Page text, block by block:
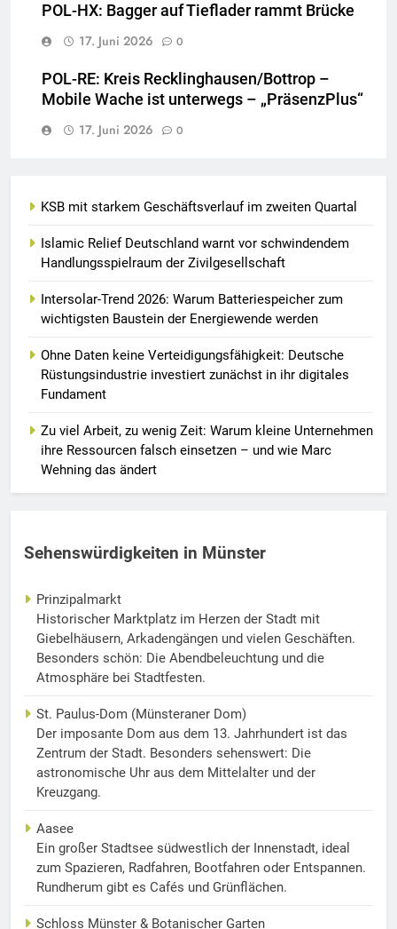
POL-HX: Bagger auf Tieflader rammt Brücke
17. Juni 2026
0
POL-RE: Kreis Recklinghausen/Bottrop –
Mobile Wache ist unterwegs – „PräsenzPlus“
17. Juni 2026
0
KSB mit starkem Geschäftsverlauf im zweiten Quartal
Islamic Relief Deutschland warnt vor schwindendem
Handlungsspielraum der Zivilgesellschaft
Intersolar-Trend 2026: Warum Batteriespeicher zum
wichtigsten Baustein der Energiewende werden
Ohne Daten keine Verteidigungsfähigkeit: Deutsche
Rüstungsindustrie investiert zunächst in ihr digitales
Fundament
Zu viel Arbeit, zu wenig Zeit: Warum kleine Unternehmen
ihre Ressourcen falsch einsetzen – und wie Marc
Wehning das ändert
Sehenswürdigkeiten in Münster
Prinzipalmarkt
Historischer Marktplatz im Herzen der Stadt mit
Giebelhäusern, Arkadengängen und vielen Geschäften.
Besonders schön: Die Abendbeleuchtung und die
Atmosphäre bei Stadtfesten.
St. Paulus-Dom (Münsteraner Dom)
Der imposante Dom aus dem 13. Jahrhundert ist das
Zentrum der Stadt. Besonders sehenswert: Die
astronomische Uhr aus dem Mittelalter und der
Kreuzgang.
Aasee
Ein großer Stadtsee südwestlich der Innenstadt, ideal
zum Spazieren, Radfahren, Bootfahren oder Entspannen.
Rundherum gibt es Cafés und Grünflächen.
Schloss Münster & Botanischer Garten